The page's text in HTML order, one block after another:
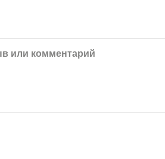
или комментарий